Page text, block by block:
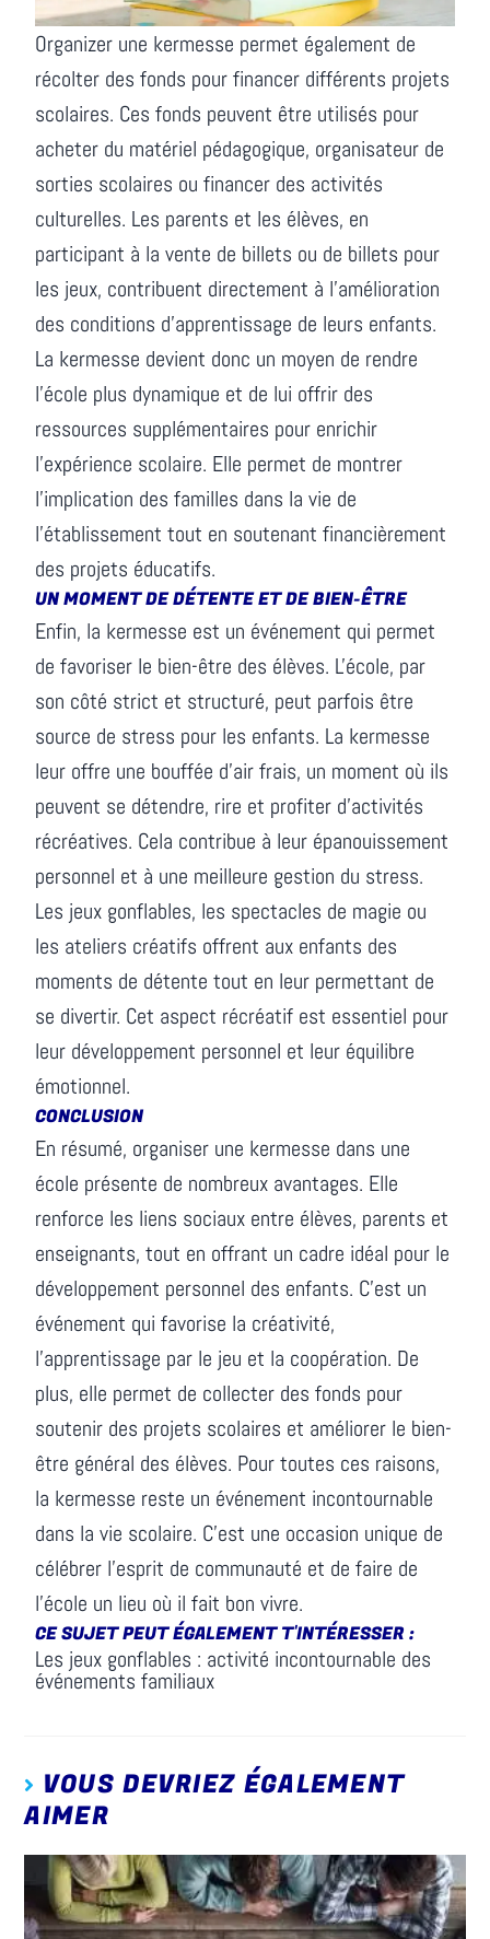
Organizer une kermesse permet également de
récolter des fonds pour financer différents projets
scolaires. Ces fonds peuvent être utilisés pour
acheter du matériel pédagogique, organisateur de
sorties scolaires ou financer des activités
culturelles. Les parents et les élèves, en
participant à la vente de billets ou de billets pour
les jeux, contribuent directement à l'amélioration
des conditions d'apprentissage de leurs enfants.
La kermesse devient donc un moyen de rendre
l'école plus dynamique et de lui offrir des
ressources supplémentaires pour enrichir
l'expérience scolaire. Elle permet de montrer
l'implication des familles dans la vie de
l'établissement tout en soutenant financièrement
des projets éducatifs.
UN MOMENT DE DÉTENTE ET DE BIEN-ÊTRE
Enfin, la kermesse est un événement qui permet
de favoriser le bien-être des élèves. L'école, par
son côté strict et structuré, peut parfois être
source de stress pour les enfants. La kermesse
leur offre une bouffée d'air frais, un moment où ils
peuvent se détendre, rire et profiter d'activités
récréatives. Cela contribue à leur épanouissement
personnel et à une meilleure gestion du stress.
Les jeux gonflables, les spectacles de magie ou
les ateliers créatifs offrent aux enfants des
moments de détente tout en leur permettant de
se divertir. Cet aspect récréatif est essentiel pour
leur développement personnel et leur équilibre
émotionnel.
CONCLUSION
En résumé, organiser une kermesse dans une
école présente de nombreux avantages. Elle
renforce les liens sociaux entre élèves, parents et
enseignants, tout en offrant un cadre idéal pour le
développement personnel des enfants. C'est un
événement qui favorise la créativité,
l'apprentissage par le jeu et la coopération. De
plus, elle permet de collecter des fonds pour
soutenir des projets scolaires et améliorer le bien-
être général des élèves. Pour toutes ces raisons,
la kermesse reste un événement incontournable
dans la vie scolaire. C'est une occasion unique de
célébrer l'esprit de communauté et de faire de
l'école un lieu où il fait bon vivre.
CE SUJET PEUT ÉGALEMENT T'INTÉRESSER :
Les jeux gonflables : activité incontournable des
événements familiaux
VOUS DEVRIEZ ÉGALEMENT
AIMER